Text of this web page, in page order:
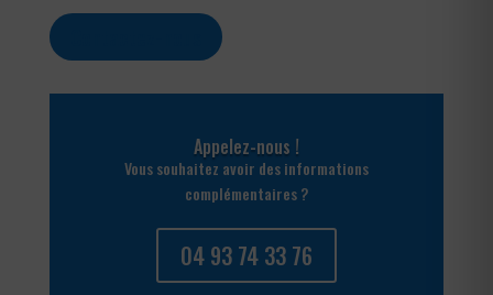
Appelez-nous !
Vous souhaitez avoir des informations
complémentaires ?
04 93 74 33 76